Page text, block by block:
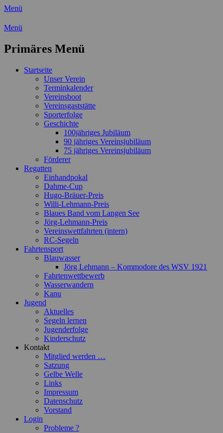
Menü
Wassersport-Verein 1921 e.V.
Freizeit mit der ganzen Familie
Menü
Primäres Menü
Zum
Startseite
Unser Verein
Terminkalender
Vereinsboot
Vereinsgaststätte
Sporterfolge
Geschichte
100jähriges Jubiläum
90 jähriges Vereinsjubiläum
75 jähriges Vereinsjubiläum
Förderer
Regatten
Einhandpokal
Dahme-Cup
Hugo-Bräuer-Preis
Willi-Lehmann-Preis
Blaues Band vom Langen See
Jörg-Lehmann-Preis
Vereinswettfahrten (intern)
RC-Segeln
Fahrtensport
Blauwasser
Jörg Lehmann – Kommodore des WSV 1921
Fahrtenwettbewerb
Wasserwandern
Kanu
Jugend
Aktuelles
Segeln lernen
Jugenderfolge
Kinderschutz
Kontakt
Mitglied werden …
Satzung
Gelbe Welle
Links
Impressum
Datenschutz
Vorstand
Login
Probleme ?